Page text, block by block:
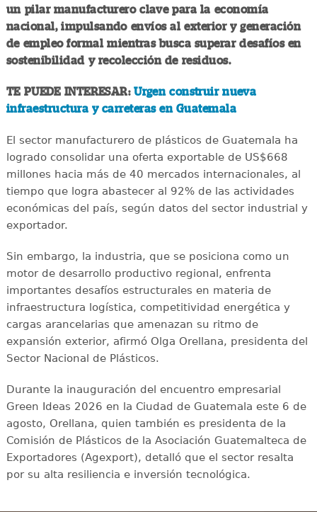
un pilar manufacturero clave para la economía
nacional, impulsando envíos al exterior y generación
de empleo formal mientras busca superar desafíos en
sostenibilidad y recolección de residuos.
TE PUEDE INTERESAR:Urgen construir nueva
infraestructura y carreteras en Guatemala
El sector manufacturero de plásticos de Guatemala ha
logrado consolidar una oferta exportable de US$668
millones hacia más de 40 mercados internacionales, al
tiempo que logra abastecer al 92% de las actividades
económicas del país, según datos del sector industrial y
exportador.
Sin embargo, la industria, que se posiciona como un
motor de desarrollo productivo regional, enfrenta
importantes desafíos estructurales en materia de
infraestructura logística, competitividad energética y
cargas arancelarias que amenazan su ritmo de
expansión exterior, afirmó Olga Orellana, presidenta del
Sector Nacional de Plásticos.
Durante la inauguración del encuentro empresarial
Green Ideas 2026 en la Ciudad de Guatemala este 6 de
agosto, Orellana, quien también es presidenta de la
Comisión de Plásticos de la Asociación Guatemalteca de
Exportadores (Agexport), detalló que el sector resalta
por su alta resiliencia e inversión tecnológica.